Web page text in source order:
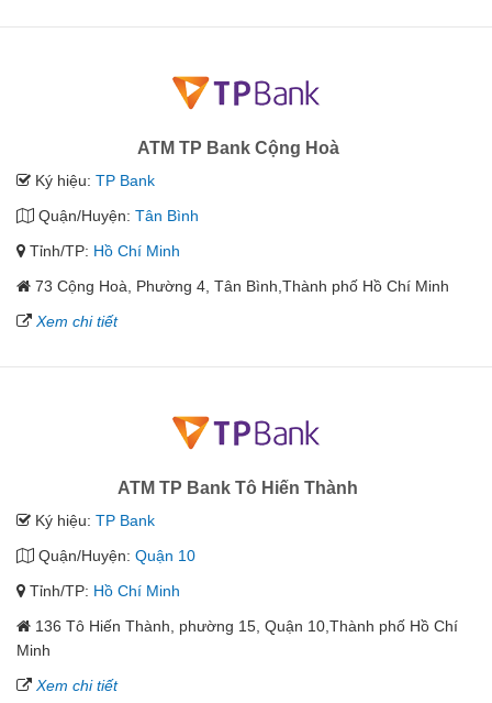
ATM TP Bank Cộng Hoà
Ký hiệu: TP Bank
Quận/Huyện: Tân Bình
Tỉnh/TP: Hồ Chí Minh
73 Cộng Hoà, Phường 4, Tân Bình,Thành phố Hồ Chí Minh
Xem chi tiết
ATM TP Bank Tô Hiến Thành
Ký hiệu: TP Bank
Quận/Huyện: Quận 10
Tỉnh/TP: Hồ Chí Minh
136 Tô Hiến Thành, phường 15, Quận 10,Thành phố Hồ Chí
Minh
Xem chi tiết